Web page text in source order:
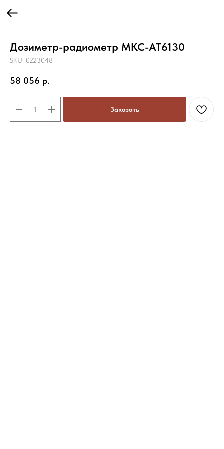
Дозиметр-радиометр МКС-АТ6130
SKU: 0223048
58 056 р.
Заказать